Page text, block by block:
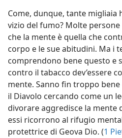
Come, dunque, tante
vizio del fumo? Molte
che la mente è quella che
corpo e le sue abitudini. Ma i
comprendono bene questo e
contro il tabacco dev’essere
mente. Sanno fin troppo
il Diavolo cercando come un
divorare aggredisce la mente
essi ricorrono al rifugio
protettrice di Geova Dio. (1